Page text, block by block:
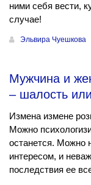
ними себя вести,
случае!
Эльвира Чуешкова
Мужчина и
– шалость
Измена измене
Можно
останется. Можно
интересом, и
последствия ее